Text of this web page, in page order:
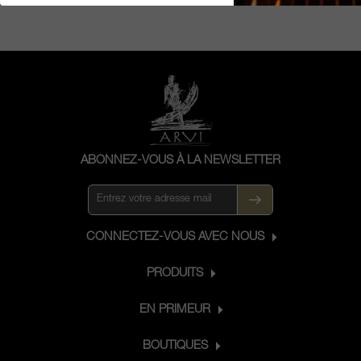
moyen de 55 ans, voire plus dans
certains cas. La parcelle était située sur
le plateau de Saint-Émilion, où le terroir
s’apparente à celui de Pavie, autrement
dit, des sols argilo-calcaires sur une
couche de calcaire avec des fossiles
dernier de La Clusière, son vignoble a
ensuite été rattaché à celui de Pavie.
ABONNEZ-VOUS À LA NEWSLETTER
CONNECTEZ-VOUS AVEC NOUS
PRODUITS
EN PRIMEUR
BOUTIQUES